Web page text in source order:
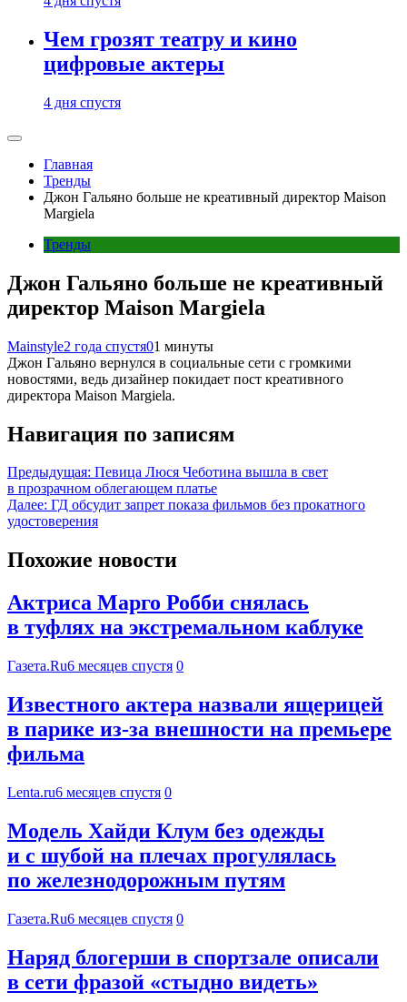
Чем грозят театру и кино
цифровые актеры
4 дня спустя
Главная
Тренды
Джон Гальяно больше не креативный директор Maison
Margiela
Тренды
Джон Гальяно больше не креативный
директор Maison Margiela
Mainstyle2 года спустя01 минуты
Джон Гальяно вернулся в социальные сети с громкими
новостями, ведь дизайнер покидает пост креативного
директора Maison Margiela.
Навигация по записям
Предыдущая: Певица Люся Чеботина вышла в свет
в прозрачном облегающем платье
Далее: ГД обсудит запрет показа фильмов без прокатного
удостоверения
Похожие новости
Актриса Марго Робби снялась
в туфлях на экстремальном каблуке
Газета.Ru6 месяцев спустя 0
Известного актера назвали ящерицей
в парике из-за внешности на премьере
фильма
Lenta.ru6 месяцев спустя 0
Модель Хайди Клум без одежды
и с шубой на плечах прогулялась
по железнодорожным путям
Газета.Ru6 месяцев спустя 0
Наряд блогерши в спортзале описали
в сети фразой «стыдно видеть»